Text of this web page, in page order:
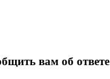
вам об ответе